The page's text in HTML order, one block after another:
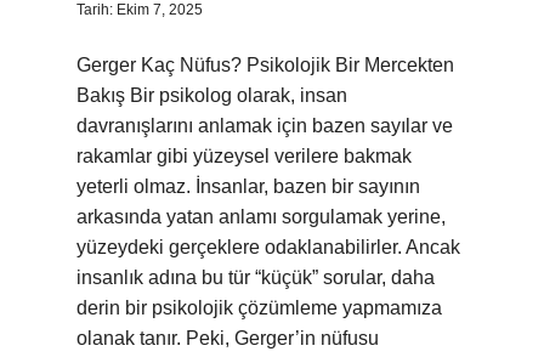
Tarih: Ekim 7, 2025
Gerger Kaç Nüfus? Psikolojik Bir Mercekten
Bakış Bir psikolog olarak, insan
davranışlarını anlamak için bazen sayılar ve
rakamlar gibi yüzeysel verilere bakmak
yeterli olmaz. İnsanlar, bazen bir sayının
arkasında yatan anlamı sorgulamak yerine,
yüzeydeki gerçeklere odaklanabilirler. Ancak
insanlık adına bu tür “küçük” sorular, daha
derin bir psikolojik çözümleme yapmamıza
olanak tanır. Peki, Gerger’in nüfusu